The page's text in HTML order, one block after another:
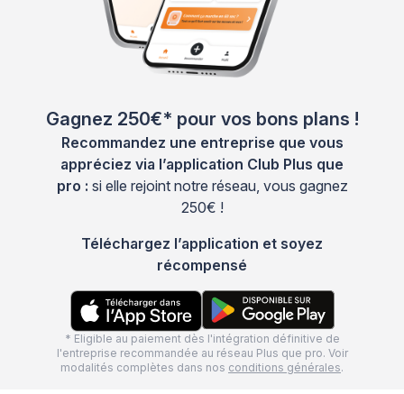
Gagnez 250€* pour vos bons plans !
Recommandez une entreprise que vous
appréciez via l’application Club Plus que
pro : si elle rejoint notre réseau, vous gagnez
250€ !
Téléchargez l’application et soyez
récompensé
* Eligible au paiement dès l'intégration définitive de
l'entreprise recommandée au réseau Plus que pro. Voir
modalités complètes dans nos conditions générales.